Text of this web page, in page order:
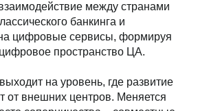
между странами
банкинга и
цифровые сервисы, формируя
пространство ЦА.
на уровень, где развитие
от внешних центров. Меняется